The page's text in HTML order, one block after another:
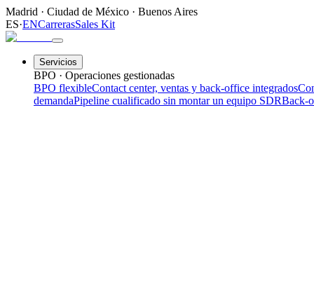
Madrid · Ciudad de México · Buenos Aires
ES·ENCarrerasSales Kit
Servicios
BPO · Operaciones gestionadas
BPO flexibleContact center, ventas y back-office integrados
demandaPipeline cualificado sin montar un equipo SDRBack-